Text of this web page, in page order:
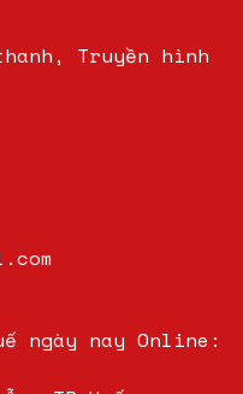
Truyền hình
ngày nay Online: